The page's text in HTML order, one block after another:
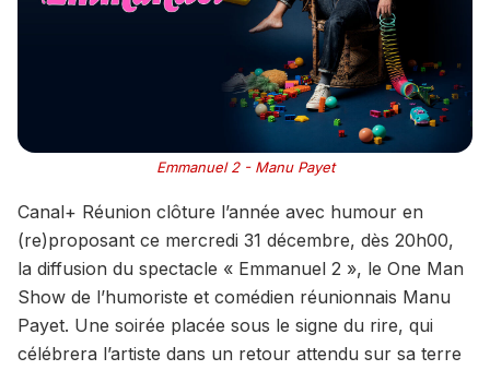
Emmanuel 2 - Manu Payet
Canal+ Réunion clôture l’année avec humour en
(re)proposant ce mercredi 31 décembre, dès 20h00,
la diffusion du spectacle « Emmanuel 2 », le One Man
Show de l’humoriste et comédien réunionnais Manu
Payet. Une soirée placée sous le signe du rire, qui
célébrera l’artiste dans un retour attendu sur sa terre